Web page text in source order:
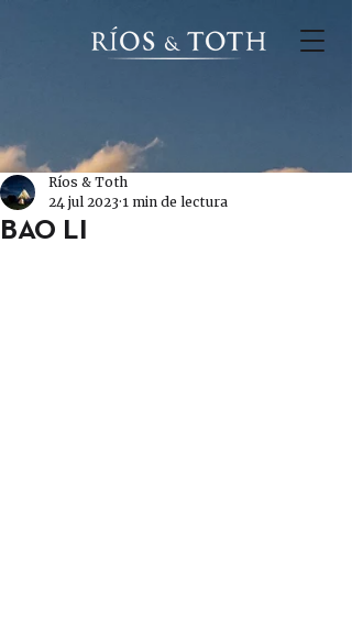
BAO LI
Ríos & Toth
24 jul 2023 1 min de lectura